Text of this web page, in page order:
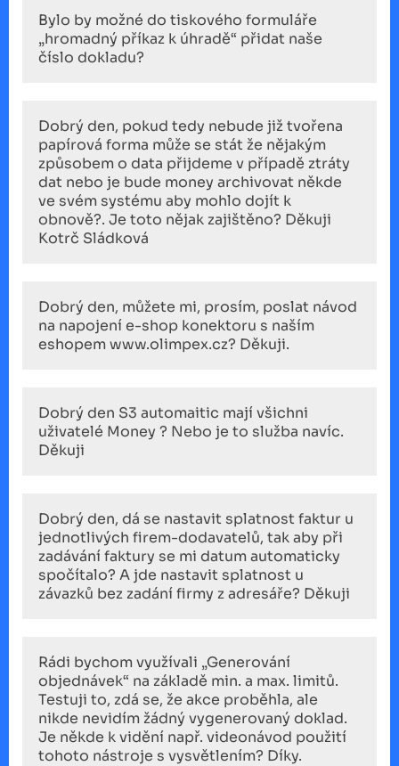
Bylo by možné do tiskového formuláře
„hromadný příkaz k úhradě“ přidat naše
číslo dokladu?
Dobrý den, pokud tedy nebude již tvořena
papírová forma může se stát že nějakým
způsobem o data přijdeme v případě ztráty
dat nebo je bude money archivovat někde
ve svém systému aby mohlo dojít k
obnově?. Je toto nějak zajištěno? Děkuji
Kotrč Sládková
Dobrý den, můžete mi, prosím, poslat návod
na napojení e-shop konektoru s naším
eshopem www.olimpex.cz? Děkuji.
Dobrý den S3 automaitic mají všichni
uživatelé Money ? Nebo je to služba navíc.
Děkuji
Dobrý den, dá se nastavit splatnost faktur u
jednotlivých firem-dodavatelů, tak aby při
zadávání faktury se mi datum automaticky
spočítalo? A jde nastavit splatnost u
závazků bez zadání firmy z adresáře? Děkuji
Rádi bychom využívali „Generování
objednávek“ na základě min. a max. limitů.
Testuji to, zdá se, že akce proběhla, ale
nikde nevidím žádný vygenerovaný doklad.
Je někde k vidění např. videonávod použití
tohoto nástroje s vysvětlením? Díky.